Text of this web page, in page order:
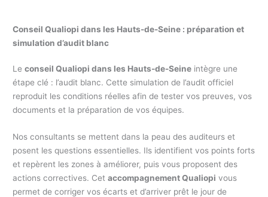
Conseil Qualiopi dans les Hauts-de-Seine : préparation et
simulation d’audit blanc
Leconseil Qualiopi dans les Hauts-de-Seine intègre une
étape clé : l’audit blanc. Cette simulation de l’audit officiel
reproduit les conditions réelles afin de tester vos preuves, vos
documents et la préparation de vos équipes.
Nos consultants se mettent dans la peau des auditeurs et
posent les questions essentielles. Ils identifient vos points forts
et repèrent les zones à améliorer, puis vous proposent des
actions correctives. Cetaccompagnement Qualiopi vous
permet de corriger vos écarts et d’arriver prêt le jour de